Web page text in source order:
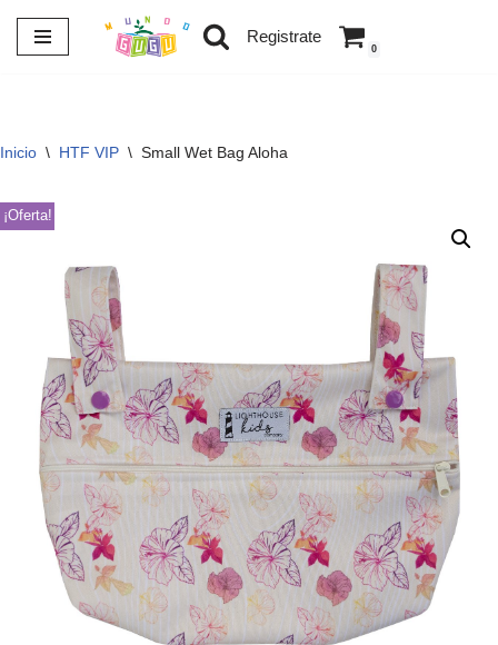
Saltar
Registrate
0
Inicio \ HTF VIP \ Small Wet Bag Aloha
¡Oferta!